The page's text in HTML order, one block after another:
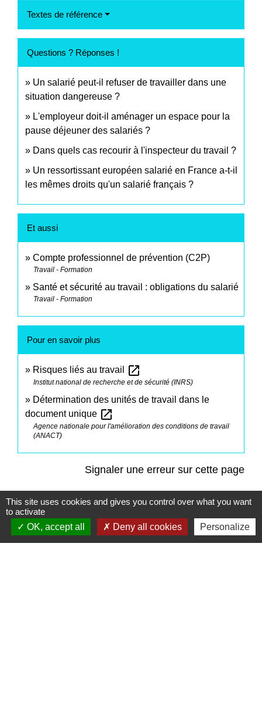
Textes de référence
Questions ? Réponses !
Un salarié peut-il refuser de travailler dans une
situation dangereuse ?
L'employeur doit-il aménager un espace pour la
pause déjeuner des salariés ?
Dans quels cas recourir à l'inspecteur du travail ?
Un ressortissant européen salarié en France a-t-il
les mêmes droits qu'un salarié français ?
Et aussi
Compte professionnel de prévention (C2P)
Travail - Formation
Santé et sécurité au travail : obligations du salarié
Travail - Formation
Pour en savoir plus
Risques liés au travail open_in_new
Institut national de recherche et de sécurité (INRS)
Détermination des unités de travail dans le
document unique open_in_new
Agence nationale pour l'amélioration des conditions de travail
(ANACT)
Signaler une erreur sur cette page
Contacts
This site uses cookies and gives you control over what you want
to activate
OK, accept all
Deny all cookies Personalize